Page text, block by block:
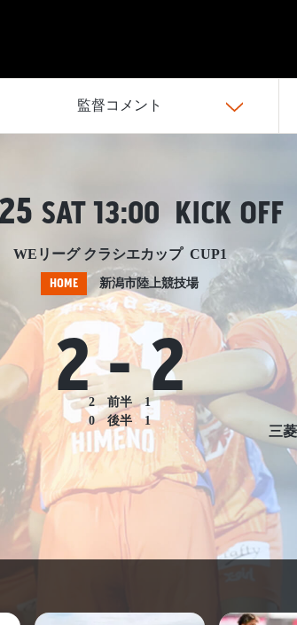
監督コメント
SAT 13:00 KICK OFF
WEリーグ クラシエカップ CUP1
HOME
新潟市陸上競技場
2-2
三
2 前半
1
0
後半 1